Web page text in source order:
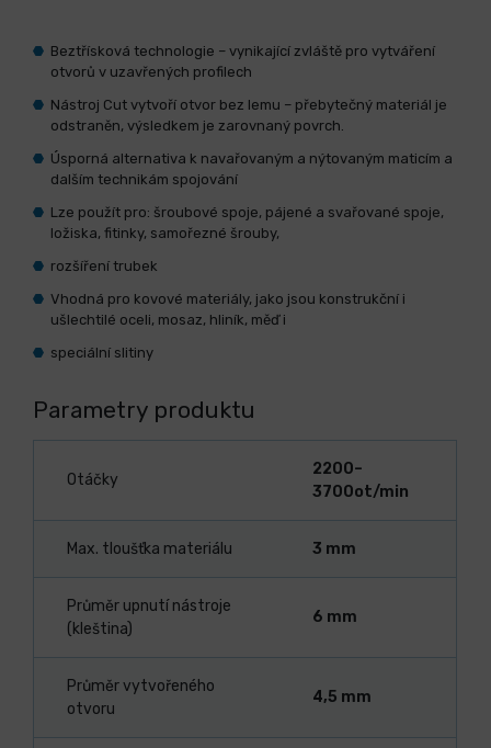
Beztřísková technologie – vynikající zvláště pro vytváření
otvorů v uzavřených profilech
Nástroj Cut vytvoří otvor bez lemu – přebytečný materiál je
odstraněn, výsledkem je zarovnaný povrch.
Úsporná alternativa k navařovaným a nýtovaným maticím a
dalším technikám spojování
Lze použít pro: šroubové spoje, pájené a svařované spoje,
ložiska, fitinky, samořezné šrouby,
rozšíření trubek
Vhodná pro kovové materiály, jako jsou konstrukční i
ušlechtilé oceli, mosaz, hliník, měď i
speciální slitiny
Parametry produktu
Otáčky
2200–
3700ot/min
Max. tloušťka materiálu 3 mm
Průměr upnutí nástroje
(kleština)
6 mm
Průměr vytvořeného
otvoru
4,5 mm